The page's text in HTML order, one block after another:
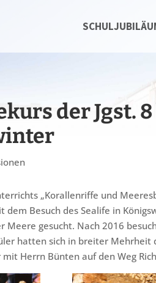
der Jgst.
„Korallenriffe und
dem Besuch des Sealife in
Meere gesucht. Nach 2016
hatten sich in breiter Mehrheit
Herrn Bünten auf den Weg